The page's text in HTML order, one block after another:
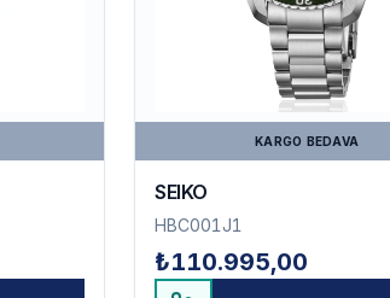
KARGO BEDAVA
SEIKO
HBC001J1
₺110.995,00